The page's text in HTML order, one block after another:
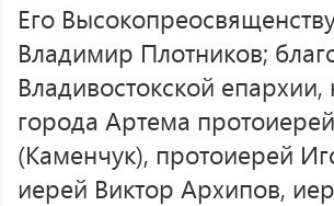
Его
Владимир Плотников;
Владивостокской
города Артема
(Каменчук), протоиерей
иерей Виктор Архипов,